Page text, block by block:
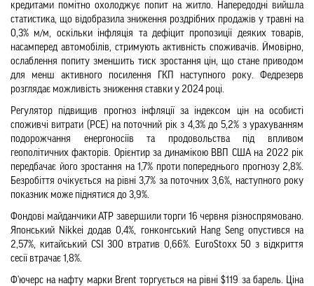
кредитами помітно охолоджує попит на житло. Напередодні вийшла
статистика, що відобразила зниження роздрібних продажів у травні на
0,3% м/м, оскільки інфляція та дефіцит пропозиції деяких товарів,
насамперед автомобілів, стримують активність споживачів. Ймовірно,
ослаблення попиту зменшить тиск зростання цін, що стане приводом
для менш активного посилення ГКП наступного року. Федрезерв
розглядає можливість зниження ставки у 2024 році.
Регулятор підвищив прогноз інфляції за індексом цін на особисті
споживчі витрати (PCE) на поточний рік з 4,3% до 5,2% з урахуванням
подорожчання енергоносіїв та продовольства під впливом
геополітичних факторів. Орієнтир за динамікою ВВП США на 2022 рік
передбачає його зростання на 1,7% проти попереднього прогнозу 2,8%.
Безробіття очікується на рівні 3,7% за поточних 3,6%, наступного року
показник може піднятися до 3,9%.
Фондові майданчики АТР завершили торги 16 червня різноспрямовано.
Японський Nikkei додав 0,4%, гонконгський Hang Seng опустився на
2,57%, китайський CSI 300 втратив 0,66%. EuroStoxx 50 з відкриття
сесії втрачає 1,8%.
Ф'ючерс на нафту марки Brent торгується на рівні $119 за барель. Ціна